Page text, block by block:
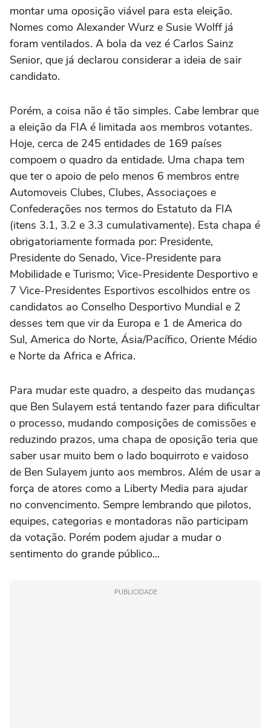
montar uma oposição viável para esta eleição.
Nomes como Alexander Wurz e Susie Wolff já
foram ventilados. A bola da vez é Carlos Sainz
Senior, que já declarou considerar a ideia de sair
candidato.
Porém, a coisa não é tão simples. Cabe lembrar que
a eleição da FIA é limitada aos membros votantes.
Hoje, cerca de 245 entidades de 169 países
compoem o quadro da entidade. Uma chapa tem
que ter o apoio de pelo menos 6 membros entre
Automoveis Clubes, Clubes, Associaçoes e
Confederações nos termos do Estatuto da FIA
(itens 3.1, 3.2 e 3.3 cumulativamente). Esta chapa é
obrigatoriamente formada por: Presidente,
Presidente do Senado, Vice-Presidente para
Mobilidade e Turismo; Vice-Presidente Desportivo e
7 Vice-Presidentes Esportivos escolhidos entre os
candidatos ao Conselho Desportivo Mundial e 2
desses tem que vir da Europa e 1 de America do
Sul, America do Norte, Ásia/Pacífico, Oriente Médio
e Norte da Africa e Africa.
Para mudar este quadro, a despeito das mudanças
que Ben Sulayem está tentando fazer para dificultar
o processo, mudando composições de comissões e
reduzindo prazos, uma chapa de oposição teria que
saber usar muito bem o lado boquirroto e vaidoso
de Ben Sulayem junto aos membros. Além de usar a
força de atores como a Liberty Media para ajudar
no convencimento. Sempre lembrando que pilotos,
equipes, categorias e montadoras não participam
da votação. Porém podem ajudar a mudar o
sentimento do grande público...
PUBLICIDADE